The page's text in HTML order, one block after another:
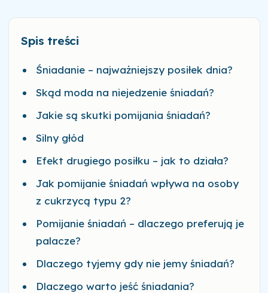
Spis treści
Śniadanie – najważniejszy posiłek dnia?
Skąd moda na niejedzenie śniadań?
Jakie są skutki pomijania śniadań?
Silny głód
Efekt drugiego posiłku – jak to działa?
Jak pomijanie śniadań wpływa na osoby
z cukrzycą typu 2?
Pomijanie śniadań – dlaczego preferują je
palacze?
Dlaczego tyjemy gdy nie jemy śniadań?
Dlaczego warto jeść śniadania?